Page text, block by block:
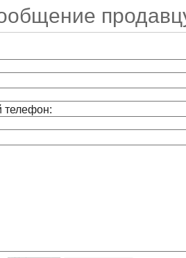
телефон: